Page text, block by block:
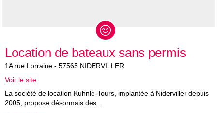
Location de bateaux sans permis
1A rue Lorraine - 57565 NIDERVILLER
Voir le site
La société de location Kuhnle-Tours, implantée à Niderviller depuis
2005, propose désormais des...